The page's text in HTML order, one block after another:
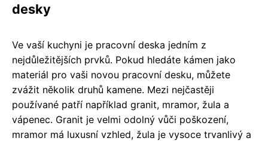
desky
Ve vaší kuchyni je pracovní deska jedním z
nejdůležitějších prvků. Pokud hledáte kámen jako
materiál pro vaši novou pracovní desku, můžete
zvážit několik druhů kamene. Mezi nejčastěji
používané patří například granit, mramor, žula a
vápenec. Granit je velmi odolný vůči poškození,
mramor má luxusní vzhled, žula je vysoce trvanlivý a